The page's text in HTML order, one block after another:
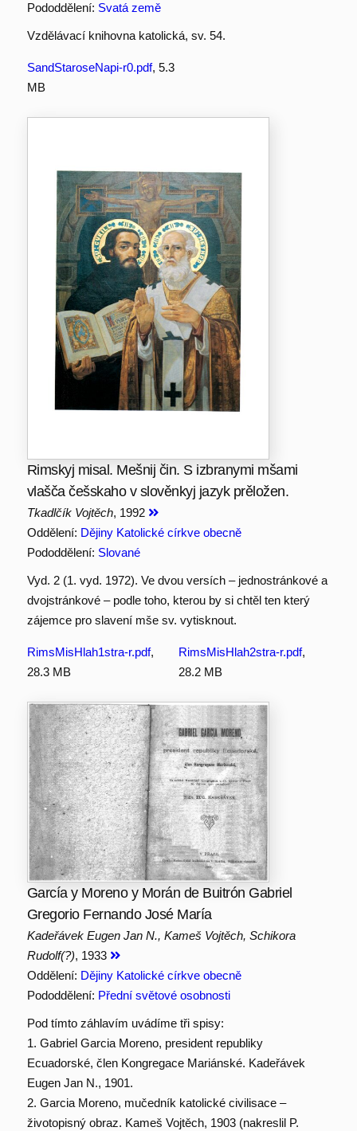
Pododdělení: Svatá země
Vzdělávací knihovna katolická, sv. 54.
SandStaroseNapi-r0.pdf, 5.3
MB
Rimskyj misal. Mešnij čin. S izbranymi mšami
vlašča češskaho v slověnkyj jazyk prěložen.
Tkadlčík Vojtěch, 1992
Oddělení: Dějiny Katolické církve obecně
Pododdělení: Slované
Vyd. 2 (1. vyd. 1972). Ve dvou versích – jednostránkové a
dvojstránkové – podle toho, kterou by si chtěl ten který
zájemce pro slavení mše sv. vytisknout.
RimsMisHlah1stra-r.pdf,
28.3 MB
RimsMisHlah2stra-r.pdf,
28.2 MB
García y Moreno y Morán de Buitrón Gabriel
Gregorio Fernando José María
Kadeřávek Eugen Jan N., Kameš Vojtěch, Schikora
Rudolf(?), 1933
Oddělení: Dějiny Katolické církve obecně
Pododdělení: Přední světové osobnosti
Pod tímto záhlavím uvádíme tři spisy:
1. Gabriel Garcia Moreno, president republiky
Ecuadorské, člen Kongregace Mariánské. Kadeřávek
Eugen Jan N., 1901.
2. Garcia Moreno, mučedník katolické civilisace –
životopisný obraz. Kameš Vojtěch, 1903 (nakreslil P.